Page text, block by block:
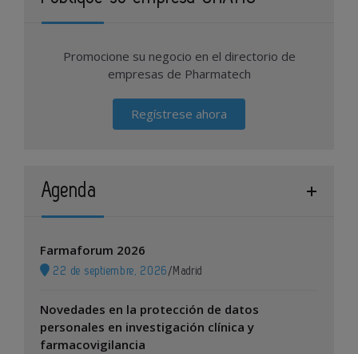
Promocione su negocio en el directorio de
empresas de Pharmatech
Regístrese ahora
Agenda
Farmaforum 2026
22 de septiembre, 2026 / Madrid
Novedades en la protección de datos
personales en investigación clínica y
farmacovigilancia